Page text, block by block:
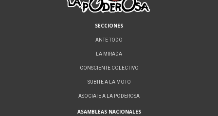
SECCIONES
ANTE TODO
LA MIRADA
CONSCIENTE COLECTIVO
SUBITE A LA MOTO
ASOCIATE A LA PODEROSA
ASAMBLEAS NACIONALES